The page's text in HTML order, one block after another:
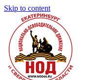
Skip to content